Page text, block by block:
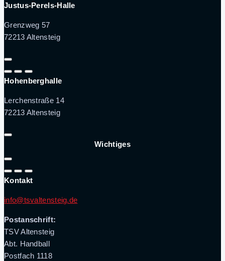
Justus-Perels-Halle
Grenzweg 57
72213 Altensteig
Hohenberghalle
Lerchenstraße 14
72213 Altensteig
Wichtiges
Kontakt
info@tsvaltensteig.de
Postanschrift:
TSV Altensteig
Abt. Handball
Postfach 1118